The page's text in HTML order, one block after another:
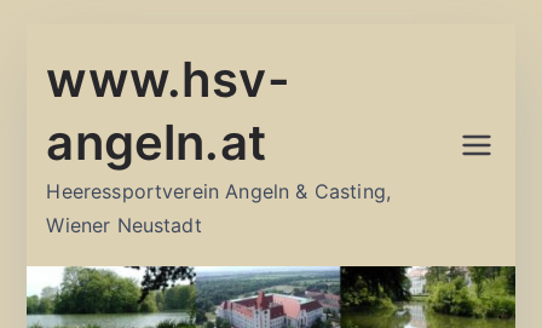
Inhalt
www.hsv-
angeln.at
Heeressportverein Angeln & Casting,
Wiener Neustadt